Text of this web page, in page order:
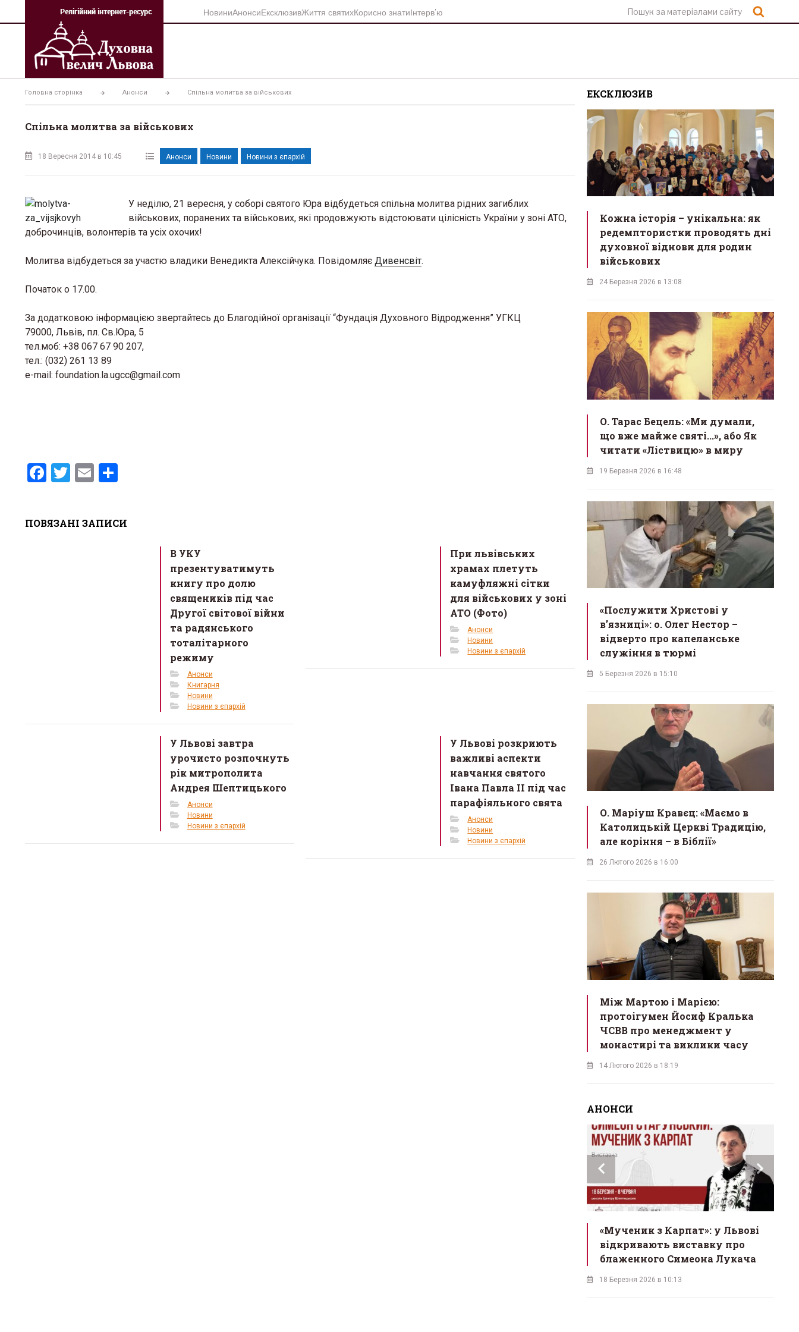
вмісту
НовиниАнонсиЕксклюзивЖиття святихКорисно знатиІнтерв’ю
Головна сторінка Анонси Спільна молитва за військових
Спільна молитва за військових
18 Вересня 2014 в 10:45 Анонси Новини Новини з єпархій
У неділю, 21 вересня, у соборі святого Юра відбудеться спільна молитва рідних загиблих
військових, поранених та військових, які продовжують відстоювати цілісність України у зоні АТО,
доброчинців, волонтерів та усіх охочих!
Молитва відбудеться за участю владики Венедикта Алексійчука. Повідомляє Дивенсвіт.
Початок о 17.00.
За додатковою інформацією звертайтесь до Благодійної організації “Фундація Духовного Відродження” УГКЦ
79000, Львів, пл. Св.Юра, 5
тел.моб: +38 067 67 90 207,
тел.: (032) 261 13 89
e-mail: foundation.la.ugcc@gmail.com
F
b
T
er
E
e
ПОВЯЗАНІ ЗАПИСИ
В УКУ
презентуватимуть
книгу про долю
священиків під час
Другої світової війни
та радянського
тоталітарного
режиму
Анонси
Книгарня
Новини
Новини з єпархій
При львівських
храмах плетуть
камуфляжні сітки
для військових у зоні
АТО (Фото)
Анонси
Новини
Новини з єпархій
У Львові завтра
урочисто розпочнуть
рік митрополита
Андрея Шептицького
Анонси
Новини
Новини з єпархій
У Львові розкриють
важливі аспекти
навчання святого
Івана Павла ІІ під час
парафіяльного свята
Анонси
Новини
Новини з єпархій
ЕКСКЛЮЗИВ
Кожна історія – унікальна: як
редемптористки проводять дні
духовної віднови для родин
військових
24 Березня 2026 в 13:08
О. Тарас Бецель: «Ми думали,
що вже майже святі...», або Як
читати «Ліствицю» в миру
19 Березня 2026 в 16:48
«Послужити Христові у
вʼязниці»: о. Олег Нестор –
відверто про капеланське
служіння в тюрмі
5 Березня 2026 в 15:10
О. Маріуш Кравєц: «Маємо в
Католицькій Церкві Традицію,
але коріння – в Біблії»
26 Лютого 2026 в 16:00
Між Мартою і Марією:
протоігумен Йосиф Кралька
ЧСВВ про менеджмент у
монастирі та виклики часу
14 Лютого 2026 в 18:19
АНОНСИ
«Мученик з Карпат»: у Львові
відкривають виставку про
блаженного Симеона Лукача
18 Березня 2026 в 10:13